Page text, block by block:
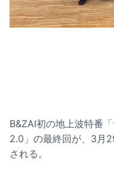
B&ZAI初の地上波特番
2.0」の最終回が、3月
される。